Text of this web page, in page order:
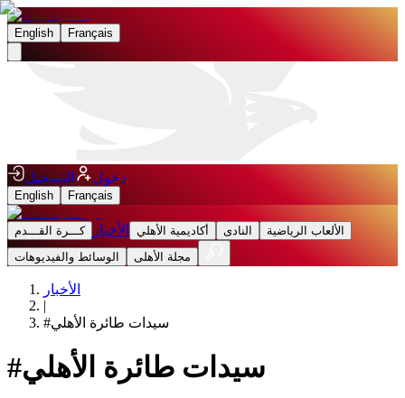
English Français
دخول التسجيل
English Français
كـــرة القـــدم الأخبار أكاديمية الأهلي النادى
الألعاب الرياضية
الوسائط والفيديوهات
مجلة الأهلى
الأخبار
|
#سيدات طائرة الأهلي
#سيدات طائرة الأهلي